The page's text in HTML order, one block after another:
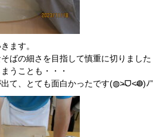
ます。
ばの細さを目指して慎重に切りました
うことも・・・
て、とても面白かったです(◍˃̶ᗜ˂̶◍)ﾉ”